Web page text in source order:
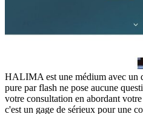
HALIMA est une médium avec un
pure par flash ne pose aucune
votre consultation en abordant
c'est un gage de sérieux pour une